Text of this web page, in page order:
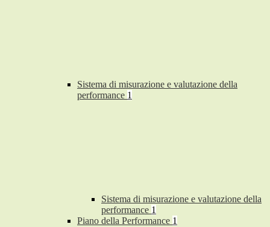
Sistema di misurazione e valutazione della
performance 1
Sistema di misurazione e valutazione della
performance 1
Piano della Performance 1